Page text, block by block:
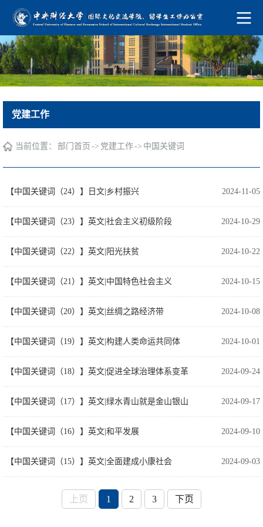
党建工作
当前位置： 部门首页 -> 党建工作-> 中国关键词
2024-11-05
【中国关键词（24）】日文|乡村振兴
2024-10-29
【中国关键词（23）】英文|社会主义初级阶段
2024-10-22
【中国关键词（22）】英文|阳光扶贫
2024-10-15
【中国关键词（21）】英文|中国特色社会主义
2024-10-08
【中国关键词（20）】英文|丝绸之路经济带
2024-10-01
【中国关键词（19）】英文|构建人类命运共同体
2024-09-24
【中国关键词（18）】英文|促进全球治理体系变革
2024-09-17
【中国关键词（17）】英文|绿水青山就是金山银山
2024-09-10
【中国关键词（16）】英文|和平发展
2024-09-03
【中国关键词（15）】英文|全面建成小康社会
上页 1 2 3 下页